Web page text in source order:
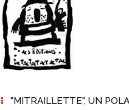
"MITRAILLETTE", UN